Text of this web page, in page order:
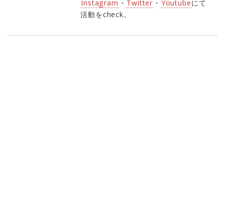
Instagram ・ Twitter ・ Youtubeにて
活動をcheck。